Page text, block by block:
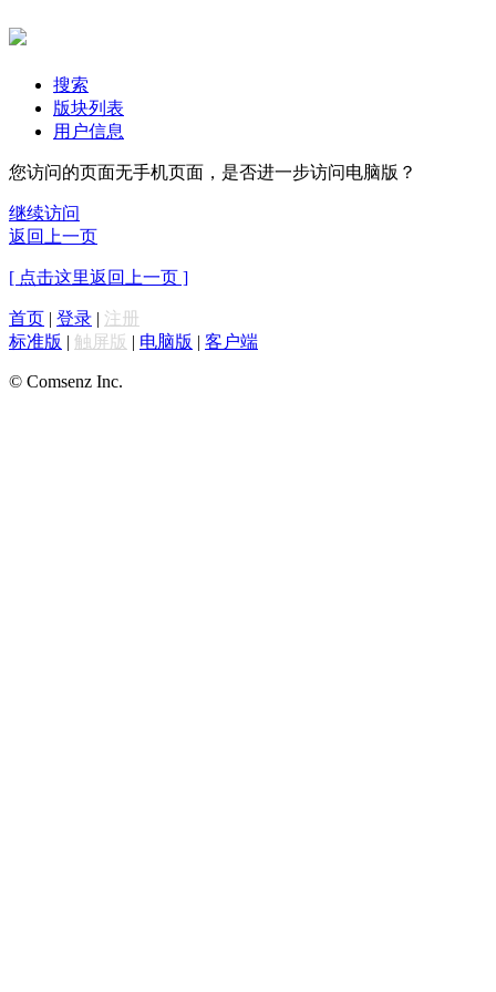
搜索
版块列表
用户信息
您访问的页面无手机页面，是否进一步访问电脑版？
继续访问
返回上一页
[ 点击这里返回上一页 ]
首页 | 登录 | 注册
标准版 | 触屏版 | 电脑版 | 客户端
© Comsenz Inc.